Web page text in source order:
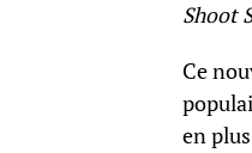
Shoot
Ce
en